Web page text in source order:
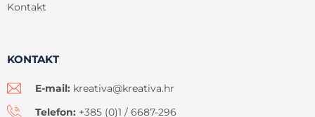
Kontakt
KONTAKT
E-mail: kreativa@kreativa.hr
Telefon: +385 (0)1 / 6687-296